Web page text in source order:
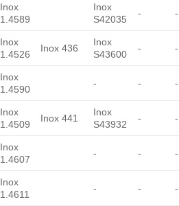
Inox
1.4589
Inox
S42035
- -
Inox
1.4526
Inox 436
Inox
S43600
- -
Inox
1.4590
- - -
Inox
1.4509
Inox 441
Inox
S43932
- -
Inox
1.4607
- - -
Inox
1.4611
- - -